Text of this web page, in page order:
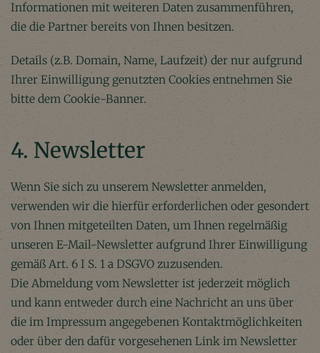
Informationen mit weiteren Daten zusammenführen,
die die Partner bereits von Ihnen besitzen.
Details (z.B. Domain, Name, Laufzeit) der nur aufgrund
Ihrer Einwilligung genutzten Cookies entnehmen Sie
bitte dem Cookie-Banner.
4. Newsletter
Wenn Sie sich zu unserem Newsletter anmelden,
verwenden wir die hierfür erforderlichen oder gesondert
von Ihnen mitgeteilten Daten, um Ihnen regelmäßig
unseren E-Mail-Newsletter aufgrund Ihrer Einwilligung
gemäß Art. 6 I S. 1 a DSGVO zuzusenden.
Die Abmeldung vom Newsletter ist jederzeit möglich
und kann entweder durch eine Nachricht an uns über
die im Impressum angegebenen Kontaktmöglichkeiten
oder über den dafür vorgesehenen Link im Newsletter